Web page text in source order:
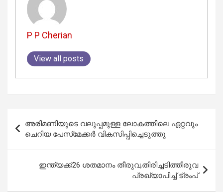
P P Cherian
View all posts
navigation
അരിമണിയുടെ വലുപ്പമുള്ള ലോകത്തിലെ ഏറ്റവും
ചെറിയ പേസ്‌മേക്കർ വികസിപ്പിച്ചെടുത്തു
ഇന്ത്യക്ക്26 ശതമാനം തീരുവ,തിരിച്ചടിത്തീരുവ
പ്രഖ്യാപിച്ച് ട്രംപ്